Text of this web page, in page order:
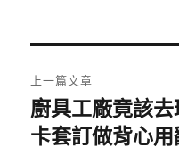
章
導
上一篇文章
上
一
廚具工廠竟該
卡套訂做背心